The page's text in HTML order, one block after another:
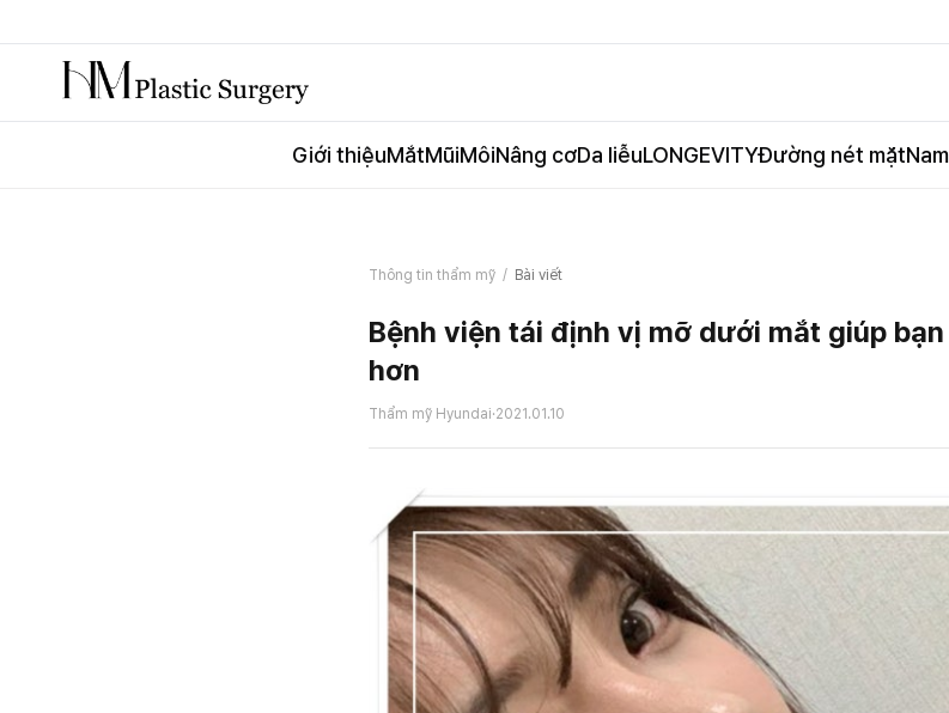
Giới thiệuMắtMũiMôiNâng cơDa liễuLONGEVITYĐường nét mặt
Thông tin thẩm mỹ / Bài viết
Bệnh viện tái định vị mỡ dưới mắt giúp
hơn
Thẩm mỹ Hyundai·2021.01.10